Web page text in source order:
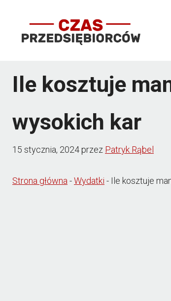
Ile kosztuje
wysokich kar
15 stycznia, 2024przez Patryk Rąbel
Strona główna-Wydatki - Ile kosztuje